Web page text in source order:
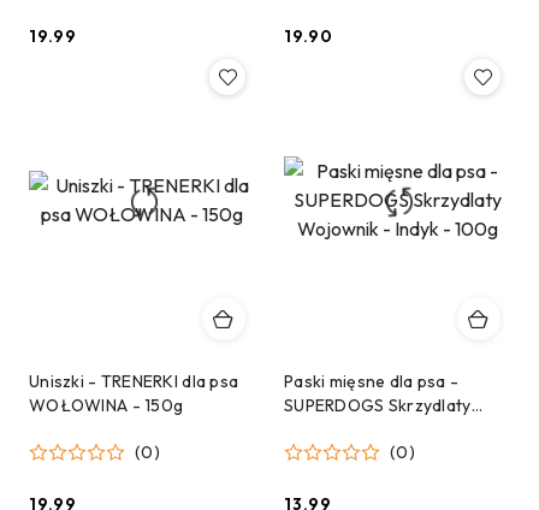
Cena:
19.99
Cena:
19.90
Uniszki - TRENERKI dla psa
WOŁOWINA - 150g
(0)
19.99
Paski mięsne dla psa -
SUPERDOGS Skrzydlaty
(0)
13.99